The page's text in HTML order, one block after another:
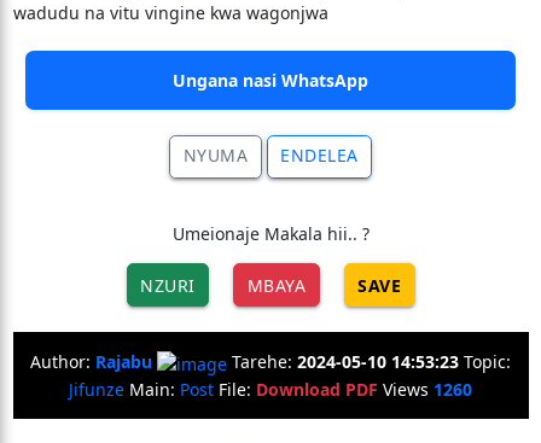
wadudu na vitu vingine kwa wagonjwa
Ungana nasi WhatsApp
NYUMA ENDELEA
Umeionaje Makala hii.. ?
NZURI MBAYA SAVE
Author: Rajabu Tarehe: 2024-05-10 14:53:23 Topic:
Jifunze Main: Post File: Download PDF Views 1260